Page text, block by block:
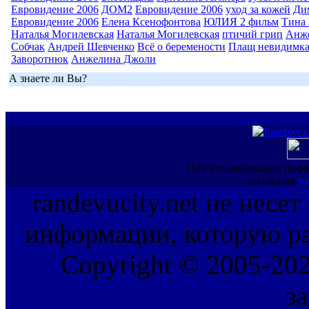
Евровидение 2006 ДОМ2 Евровидение 2006 уход за кожей
Евровидение 2006 Елена Ксенофонтова ЮЛИЯ 2 фильм Тина
Наталья Могилевская Наталья Могилевская птичий грип
Собчак Андрей Шевченко Всё о беремености Плащ невидимка
Заворотнюк Анжелина Джоли
А знаете ли Вы?
При использовании
ссылка на
randevucity.net не несет
информации, которую
Copyright © 2005-